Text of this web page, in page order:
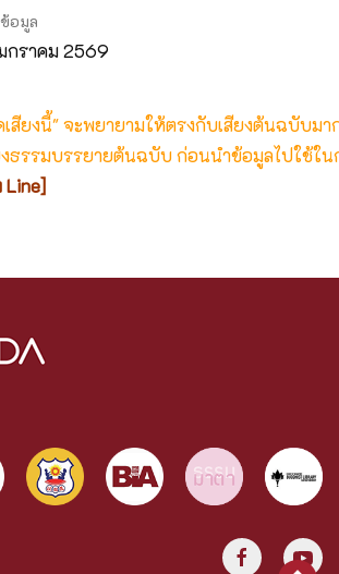
อมูล
กราคม 2569
สียงนี้" จะพยายามให้ตรงกับเสียงต้นฉบับม
ธรรมบรรยายต้นฉบับ ก่อนนำข้อมูลไปใช้ใน